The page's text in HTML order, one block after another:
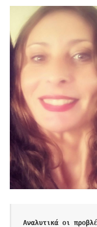
Αναλυτικά οι